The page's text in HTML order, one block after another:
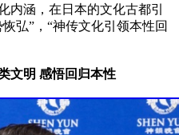
内涵，在日本的文化古都引
弘”，“神传文化引领本性回
文明 感悟回归本性